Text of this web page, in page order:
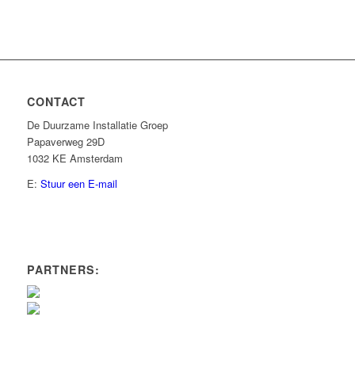
CONTACT
De Duurzame Installatie Groep
Papaverweg 29D
1032 KE Amsterdam
E: Stuur een E-mail
PARTNERS: